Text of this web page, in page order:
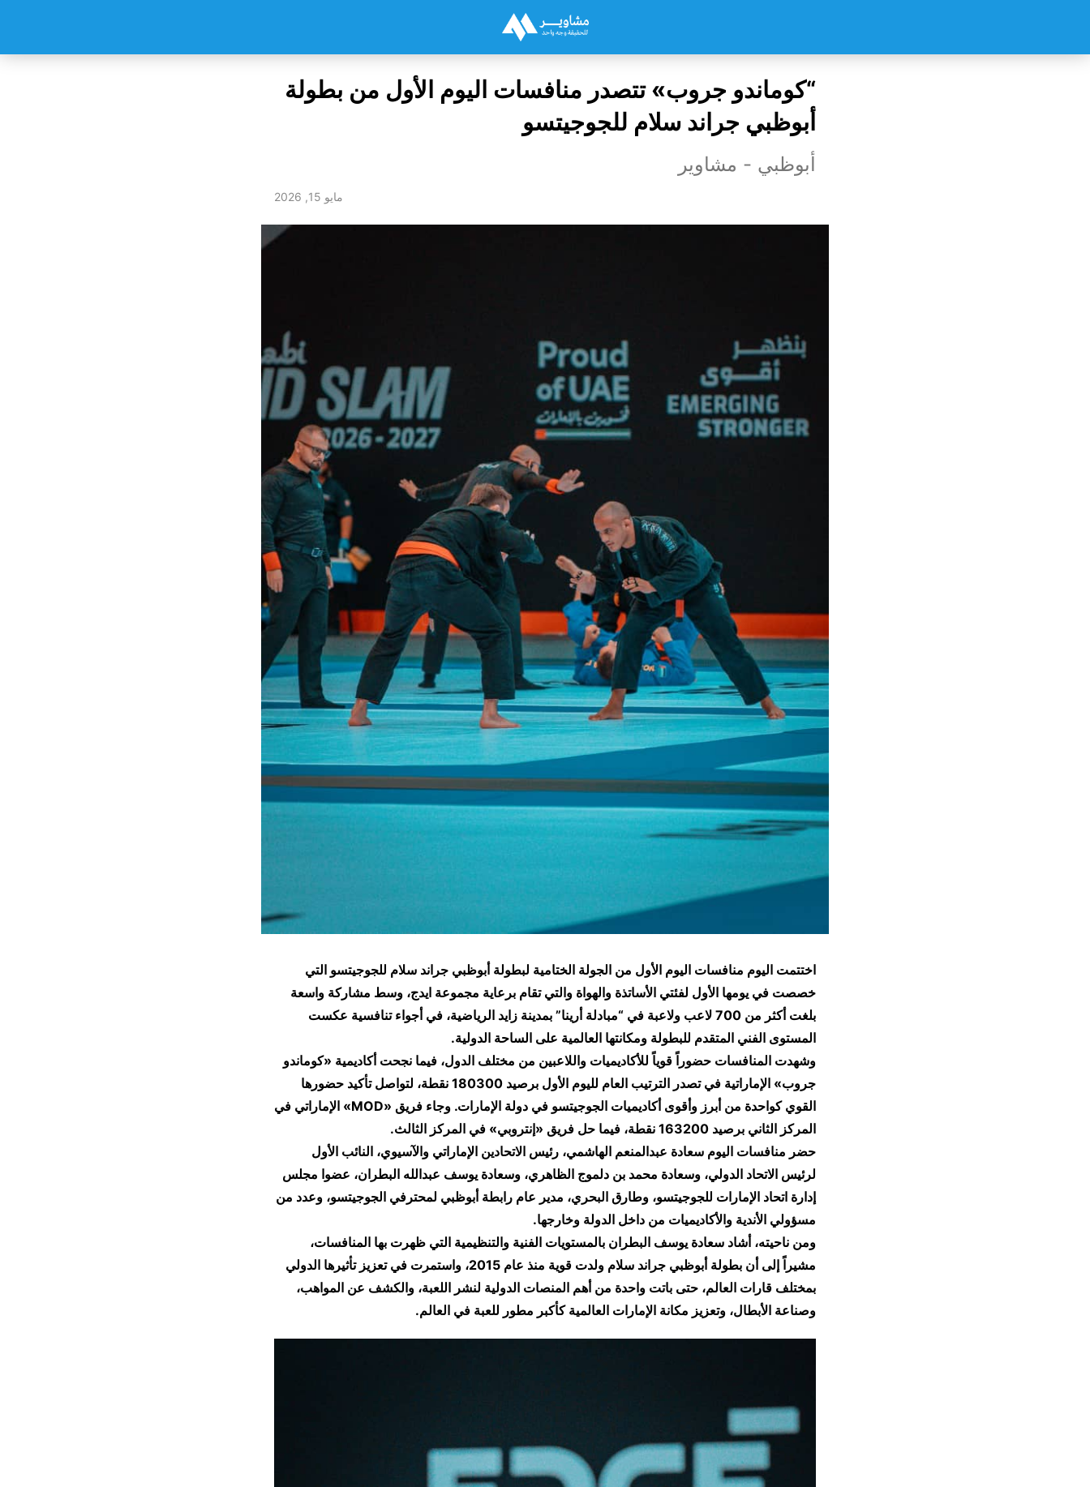
“كوماندو جروب» تتصدر منافسات اليوم الأول من بطولة
أبوظبي جراند سلام للجوجيتسو
أبوظبي - مشاوير
مايو 15, 2026
اختتمت اليوم منافسات اليوم الأول من الجولة الختامية لبطولة أبوظبي جراند سلام للجوجيتسو التي
خصصت في يومها الأول لفئتي الأساتذة والهواة والتي تقام برعاية مجموعة ايدج، وسط مشاركة واسعة
بلغت أكثر من 700 لاعب ولاعبة في “مبادلة أرينا” بمدينة زايد الرياضية، في أجواء تنافسية عكست
المستوى الفني المتقدم للبطولة ومكانتها العالمية على الساحة الدولية.
وشهدت المنافسات حضوراً قوياً للأكاديميات واللاعبين من مختلف الدول، فيما نجحت أكاديمية «كوماندو
جروب» الإماراتية في تصدر الترتيب العام لليوم الأول برصيد 180300 نقطة، لتواصل تأكيد حضورها
القوي كواحدة من أبرز وأقوى أكاديميات الجوجيتسو في دولة الإمارات. وجاء فريق «MOD» الإماراتي في
المركز الثاني برصيد 163200 نقطة، فيما حل فريق «إنتروبي» في المركز الثالث.
حضر منافسات اليوم سعادة عبدالمنعم الهاشمي، رئيس الاتحادين الإماراتي والآسيوي، النائب الأول
لرئيس الاتحاد الدولي، وسعادة محمد بن دلموج الظاهري، وسعادة يوسف عبدالله البطران، عضوا مجلس
إدارة اتحاد الإمارات للجوجيتسو، وطارق البحري، مدير عام رابطة أبوظبي لمحترفي الجوجيتسو، وعدد من
مسؤولي الأندية والأكاديميات من داخل الدولة وخارجها.
ومن ناحيته، أشاد سعادة يوسف البطران بالمستويات الفنية والتنظيمية التي ظهرت بها المنافسات،
مشيراً إلى أن بطولة أبوظبي جراند سلام ولدت قوية منذ عام 2015، واستمرت في تعزيز تأثيرها الدولي
بمختلف قارات العالم، حتى باتت واحدة من أهم المنصات الدولية لنشر اللعبة، والكشف عن المواهب،
وصناعة الأبطال، وتعزيز مكانة الإمارات العالمية كأكبر مطور للعبة في العالم.